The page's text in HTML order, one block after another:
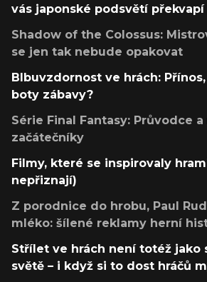
vás japonské podsvětí překvapí
Shadow of the Colossus:
se jen tak nebude opakovat
Blbuvzdornost ve hrách:
boty zábavy?
Série Final Fantasy: Průvodce
začátečníky
Filmy, které se inspirovaly
nepřiznají)
Z porodnice do hrobu, Paul
mléko: šílené reklamy herní
Střílet ve hrách není totéž jako
světě – i když si to dost hráčů